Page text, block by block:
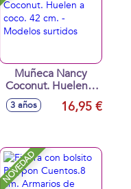
Muñeca Nancy
Coconut. Huelen a
coco. 42 cm. -
Modelos surtidos
3 años 16,95 €
NOVEDAD